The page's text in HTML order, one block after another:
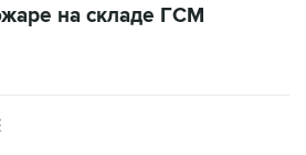
на складе ГСМ